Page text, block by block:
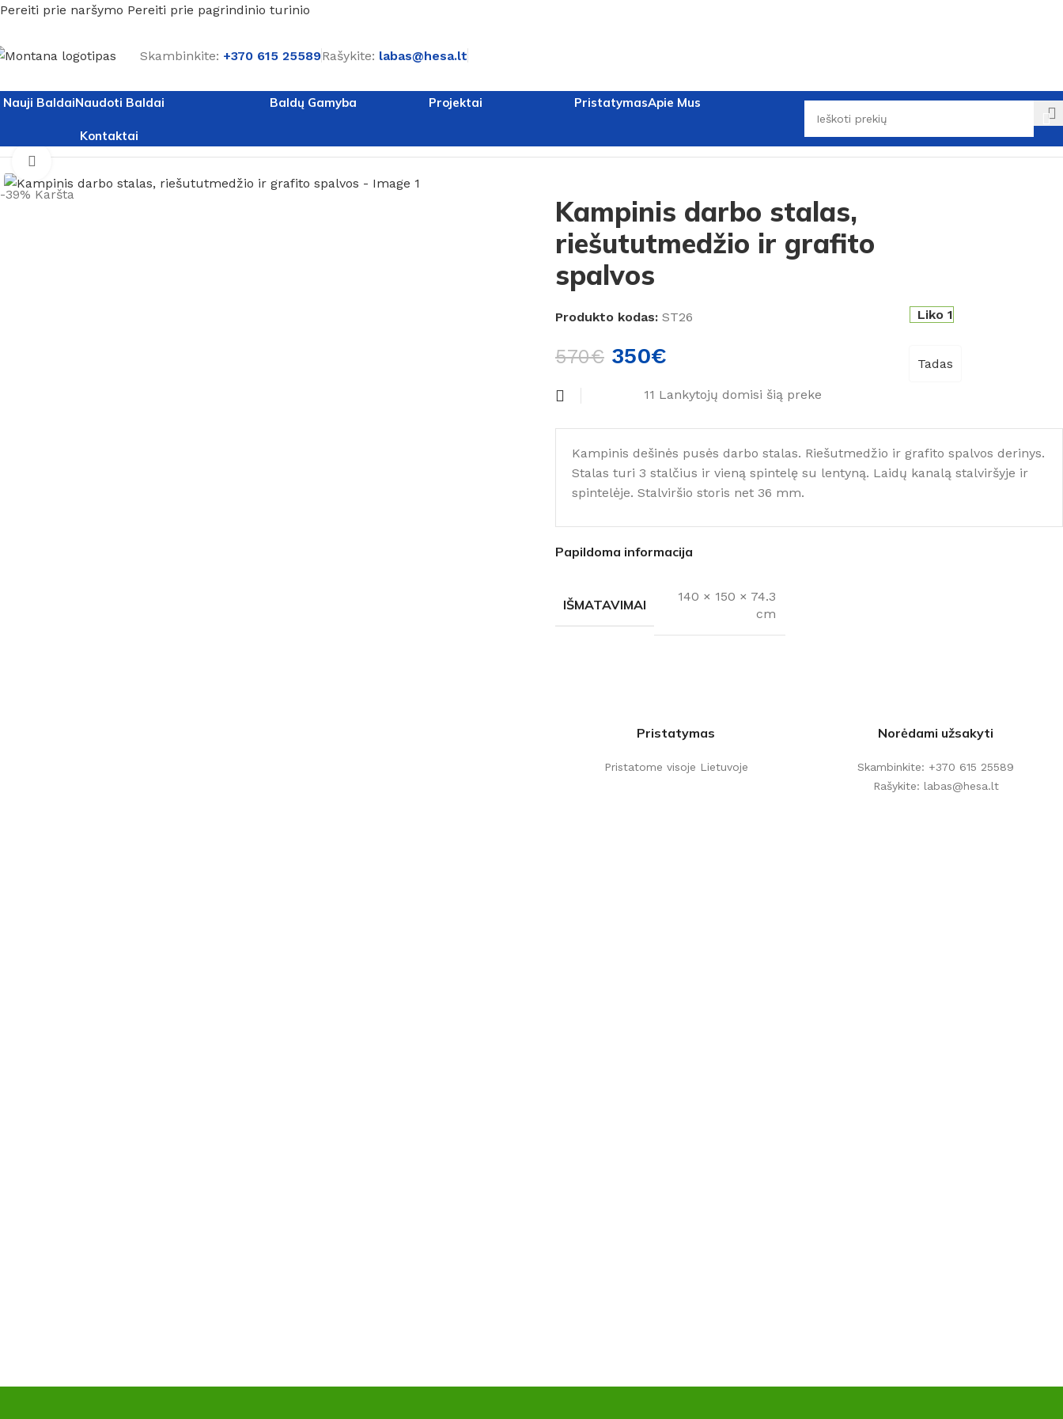
Pereiti prie naršymo Pereiti prie pagrindinio turinio
Skambinkite: +370 615 25589Rašykite: labas@hesa.lt
Nauji BaldaiNaudoti Baldai Baldų Gamyba Projektai PristatymasApie Mus
Kontaktai
Nauji baldai/Stalai
-39% Karšta
Spustelėkite, kad padidintumėte
Kampinis darbo stalas,
riešututmedžio ir grafito
spalvos
Produkto kodas: ST26
570€ 350€
Liko 1
Tadas
11 Lankytojų domisi šią preke
Kampinis dešinės pusės darbo stalas. Riešutmedžio ir grafito spalvos derinys.
Stalas turi 3 stalčius ir vieną spintelę su lentyną. Laidų kanalą stalviršyje ir
spintelėje. Stalviršio storis net 36 mm.
Papildoma informacija
IŠMATAVIMAI
140 × 150 × 74.3
cm
Pristatymas
Pristatome visoje Lietuvoje
Norėdami užsakyti
Skambinkite: +370 615 25589
Rašykite: labas@hesa.lt